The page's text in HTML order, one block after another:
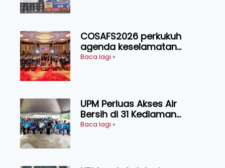
COSAFS2026 perkukuh
agenda keselamatan
makanan, AgriHub pacu
Baca lagi »
UPM Perluas Akses Air
Bersih di 31 Kediaman
Orang Asli Tasik Chini
Baca lagi »